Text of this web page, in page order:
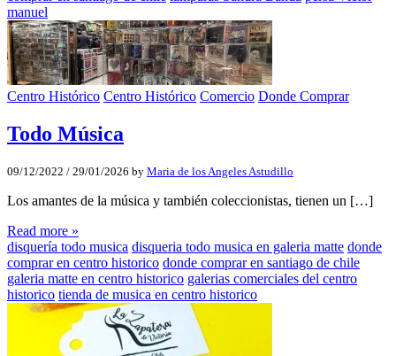
manuel
Centro Histórico Centro Histórico Comercio Donde Comprar
Todo Música
09/12/2022 / 29/01/2026 by Maria de los Angeles Astudillo
Los amantes de la música y también coleccionistas, tienen un […]
Read more »
disquería todo musica disqueria todo musica en galeria matte donde
comprar en centro historico donde comprar en santiago de chile
galeria matte en centro historico galerias comerciales del centro
historico tienda de musica en centro historico